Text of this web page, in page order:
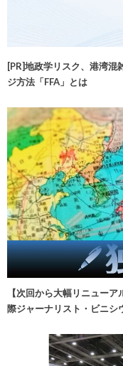
[PR]地政学リスク、港湾混
ジ方法「FFA」とは
【次回から大幅リニュー
際ジャーナリスト・ビニシ